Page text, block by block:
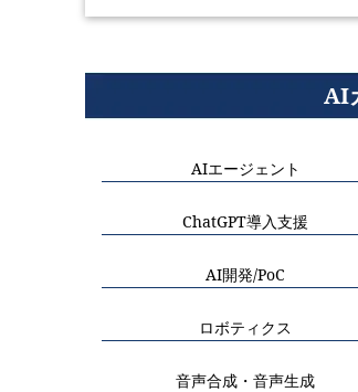
AI
AIエージェント
ChatGPT導入支援
AI開発/PoC
ロボティクス
音声合成・音声生成